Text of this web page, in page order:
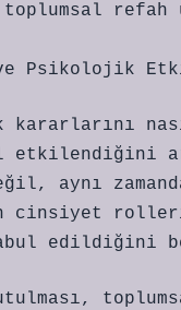
refah
ve Psikolojik
kararlarını
aynı
cinsiyet
edildiğini